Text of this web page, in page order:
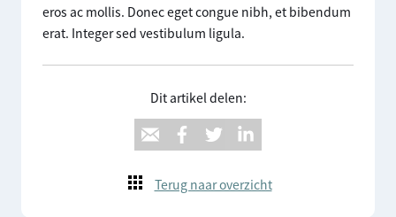
eros ac mollis. Donec eget congue nibh, et bibendum
erat. Integer sed vestibulum ligula.
Dit artikel delen:
Terug naar overzicht